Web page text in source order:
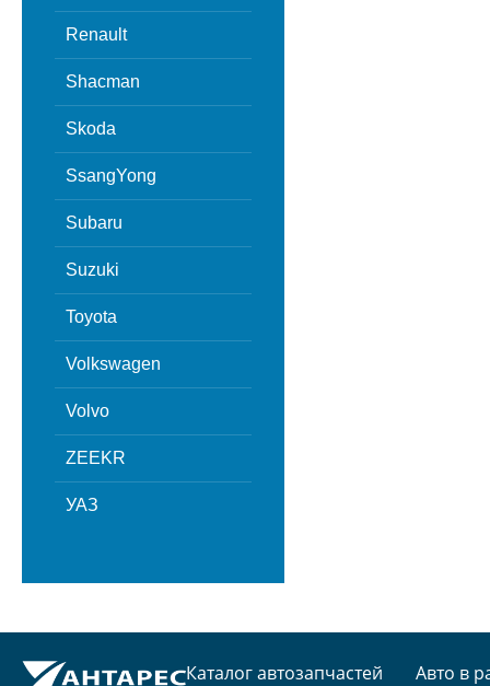
Renault
Shacman
Skoda
SsangYong
Subaru
Suzuki
Toyota
Volkswagen
Volvo
ZEEKR
УАЗ
Каталог автозапчастей
Авто в